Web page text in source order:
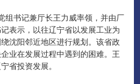
组书记兼厅长王力威率领，并由厂
表示，以往辽宁省以发展工业为
沈阳邻近地区进行规划。 该省政
业在发展过程中遇到的困难。 王
省投资发展。